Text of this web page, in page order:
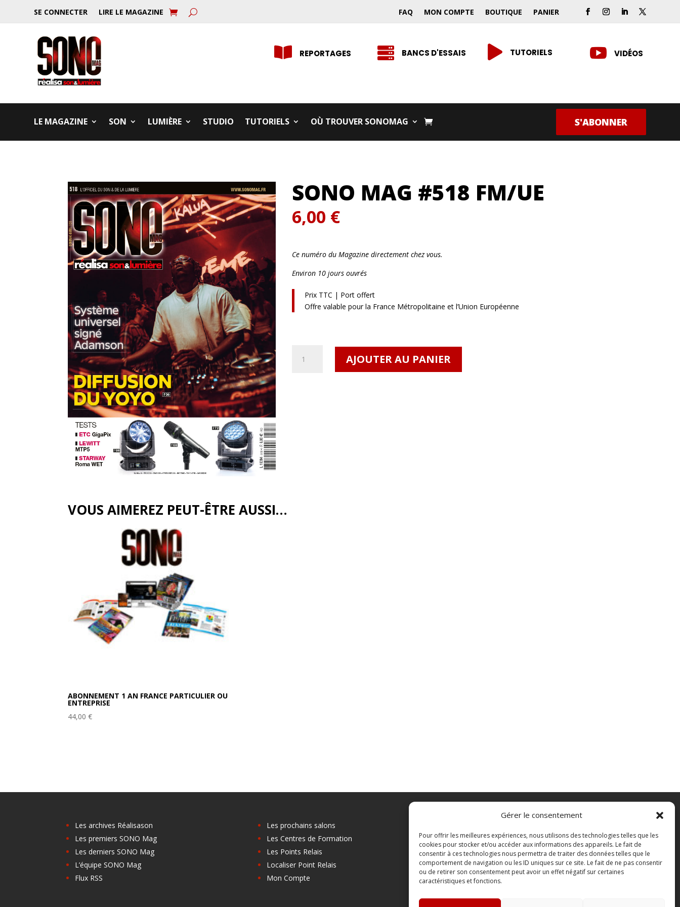
Gérer le consentement
Pour offrir les meilleures expériences, nous utilisons des technologies telles que les
cookies pour stocker et/ou accéder aux informations des appareils. Le fait de
consentir à ces technologies nous permettra de traiter des données telles que le
comportement de navigation ou les ID uniques sur ce site. Le fait de ne pas consentir
ou de retirer son consentement peut avoir un effet négatif sur certaines
caractéristiques et fonctions.
SE CONNECTER LIRE LE MAGAZINE FAQ MON COMPTE BOUTIQUE PANIER
 REPORTAGES  BANCS D'ESSAIS  TUTORIELS  VIDÉOS
LE MAGAZINE SON LUMIÈRE STUDIO TUTORIELS OÙ TROUVER SONOMAG S'ABONNER
SONO MAG #518 FM/UE
6,00 €
Ce numéro du Magazine directement chez vous.
Environ 10 jours ouvrés
Prix TTC | Port offert
Offre valable pour la France Métropolitaine et l’Union Européenne
AJOUTER AU PANIER
VOUS AIMEREZ PEUT-ÊTRE AUSSI…
ABONNEMENT 1 AN FRANCE PARTICULIER OU
ENTREPRISE
44,00€
Les archives Réalisason
Les premiers SONO Mag
Les derniers SONO Mag
L’équipe SONO Mag
Flux RSS
Les prochains salons
Les Centres de Formation
Les Points Relais
Localiser Point Relais
Mon Compte
Contact
Boutique
Abonnements Sono mag | intégral ou
numérique